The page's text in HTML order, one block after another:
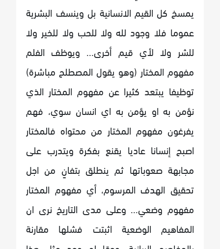
يمسخ كل القيم الانسانية بل وينسف البشرية
عموما فلا وجود لله ولا للحب ولا للخير ولا
للشر ولا لأي قيم أخرى... ويوظف الفلم
مفهوم المختار (وهو يقول المصطلح مباشرة)
توظيفا يبتعد كثيرا عن مفهوم المختار الذي
نؤمن به او يؤمن به اي انسان سوي، فهم
يفرغون مفهوم المختار من محتواه فالمختار
اصبح إنسانا عاديا يقنع بفكرة ويتدرب على
مجابهة صعوباتها ثم ينطلق بتفانٍ من اجل
تحقيق الهدف المرسوم، أي مفهوم المختار
مفهوم وضعي... وعلى مدى التاريخ نرى ان
المفاهيم الوضعية اثبتت فشلها مقارنة